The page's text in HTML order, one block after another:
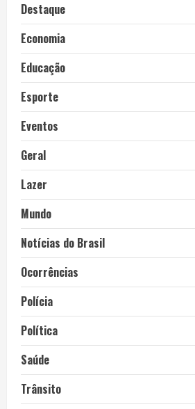
Destaque
Economia
Educação
Esporte
Eventos
Geral
Lazer
Mundo
Notícias do Brasil
Ocorrências
Polícia
Política
Saúde
Trânsito